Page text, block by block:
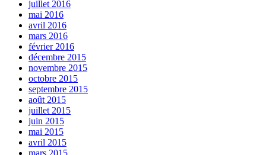
juillet 2016
mai 2016
avril 2016
mars 2016
février 2016
décembre 2015
novembre 2015
octobre 2015
septembre 2015
août 2015
juillet 2015
juin 2015
mai 2015
avril 2015
mars 2015